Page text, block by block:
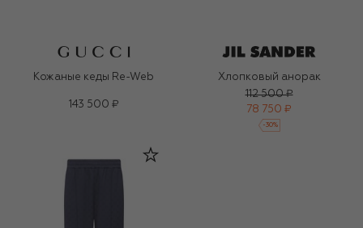
Кожаные кеды Re-Web
143 500 ₽
Хлопковый анорак
112 500 ₽
78 750 ₽
-30%